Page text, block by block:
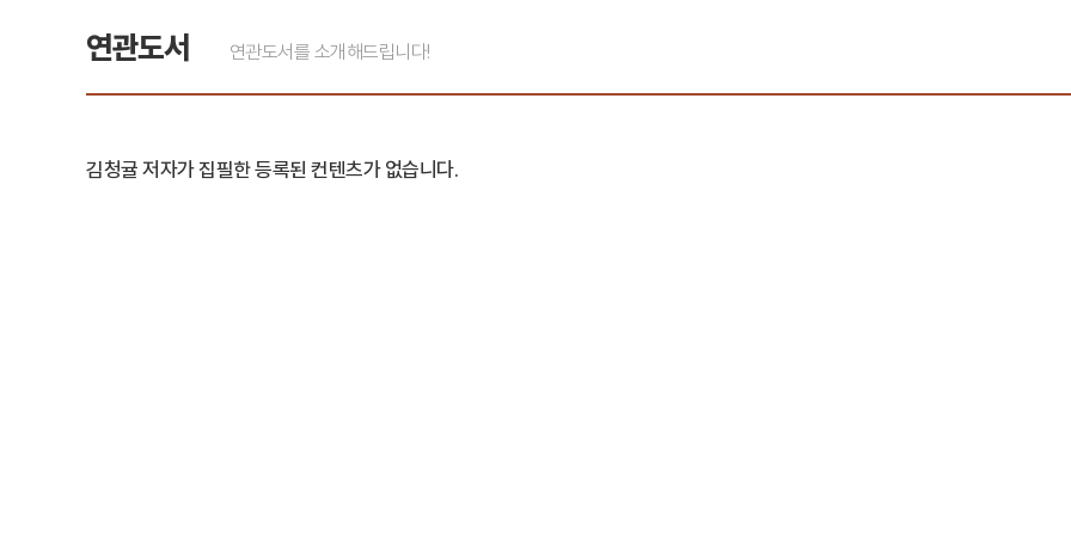
연관도서 연관도서를 소개해드립니다!
김청귤 저자가 집필한 등록된 컨텐츠가 없습니다.